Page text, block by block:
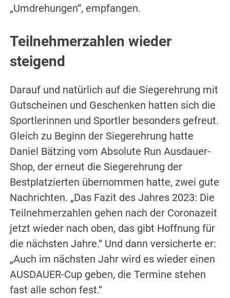
„Umdrehungen“, empfangen.
Teilnehmerzahlen wieder
steigend
Darauf und natürlich auf die Siegerehrung mit
Gutscheinen und Geschenken hatten sich die
Sportlerinnen und Sportler besonders gefreut.
Gleich zu Beginn der Siegerehrung hatte
Daniel Bätzing vom Absolute Run Ausdauer-
Shop, der erneut die Siegerehrung der
Bestplatzierten übernommen hatte, zwei gute
Nachrichten. „Das Fazit des Jahres 2023: Die
Teilnehmerzahlen gehen nach der Coronazeit
jetzt wieder nach oben, das gibt Hoffnung für
die nächsten Jahre.“ Und dann versicherte er:
„Auch im nächsten Jahr wird es wieder einen
AUSDAUER-Cup geben, die Termine stehen
fast alle schon fest.“